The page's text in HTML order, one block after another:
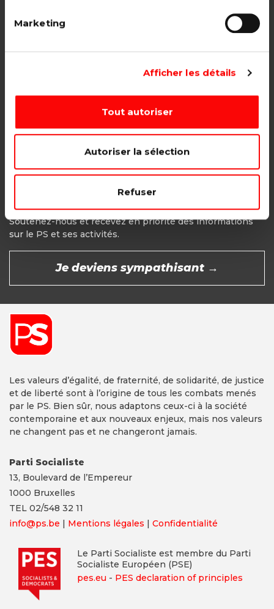
Marketing
Afficher les détails
Tout autoriser
Autoriser la sélection
Refuser
Adhésion étudiant, pensionné, en
CHOISIR →
Soutenez-nous et recevez en priorité des informations
sur le PS et ses activités.
Je deviens sympathisant →
Les valeurs d’égalité, de fraternité, de solidarité, de justice
et de liberté sont à l’origine de tous les combats menés
par le PS. Bien sûr, nous adaptons ceux-ci à la société
contemporaine et aux nouveaux enjeux, mais nos valeurs
ne changent pas et ne changeront jamais.
Parti Socialiste
13, Boulevard de l’Empereur
1000 Bruxelles
TEL 02/548 32 11
info@ps.be | Mentions légales | Confidentialité
Le Parti Socialiste est membre du Parti
Socialiste Européen (PSE)
pes.eu - PES declaration of principles